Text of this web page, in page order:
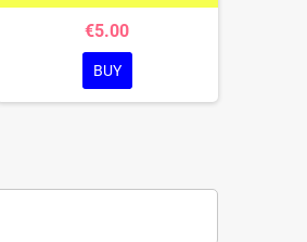
€5.00
BUY